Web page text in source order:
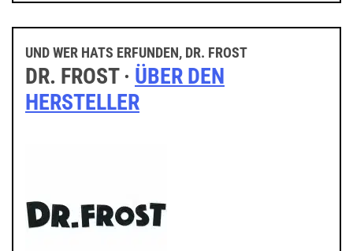
UND WER HATS ERFUNDEN, DR. FROST
DR. FROST · ÜBER DEN
HERSTELLER